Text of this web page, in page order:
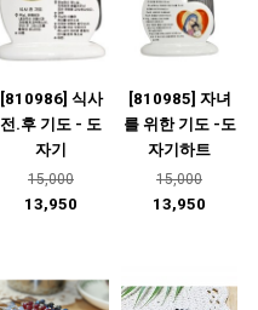
[810986] 식사
전.후 기도 - 도
자기
15,000
13,950
[810985] 자녀
를 위한 기도 -도
자기하트
15,000
13,950